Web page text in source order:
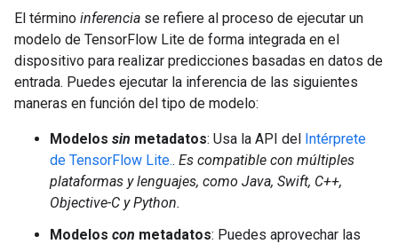
El término inferencia se refiere al proceso de ejecutar un
modelo de TensorFlow Lite de forma integrada en el
dispositivo para realizar predicciones basadas en datos de
entrada. Puedes ejecutar la inferencia de las siguientes
maneras en función del tipo de modelo:
Modelos sin metadatos: Usa la API del Intérprete
de TensorFlow Lite.. Es compatible con múltiples
plataformas y lenguajes, como Java, Swift, C++,
Objective-C y Python.
Modelos con metadatos: Puedes aprovechar las